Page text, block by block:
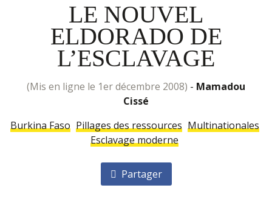
LE NOUVEL
ELDORADO DE
L’ESCLAVAGE
(mis en ligne le 1er décembre 2008) - Mamadou
Cissé
Burkina Faso Pillages des ressources Multinationales
Esclavage moderne
Partager